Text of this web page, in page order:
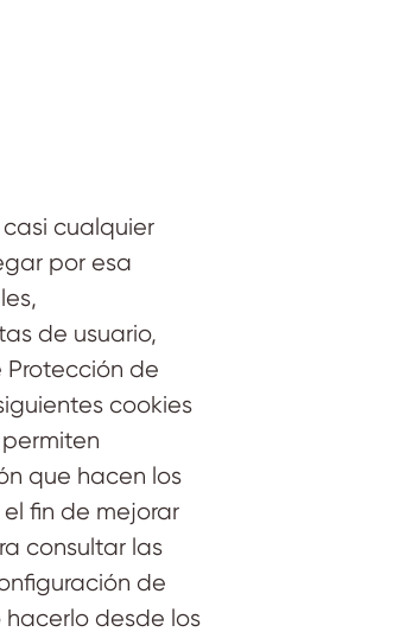
cualquier
por esa
de usuario,
de
cookies
que hacen los
fin de mejorar
consultar las
de
desde los